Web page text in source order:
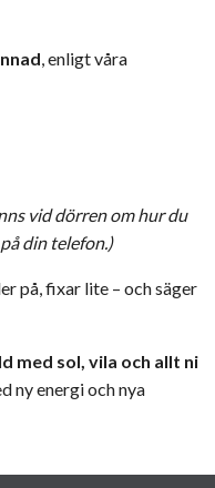
, enligt våra
vid dörren om hur du
din telefon.)
på, fixar lite – och säger
med sol, vila och allt ni
ny energi och nya